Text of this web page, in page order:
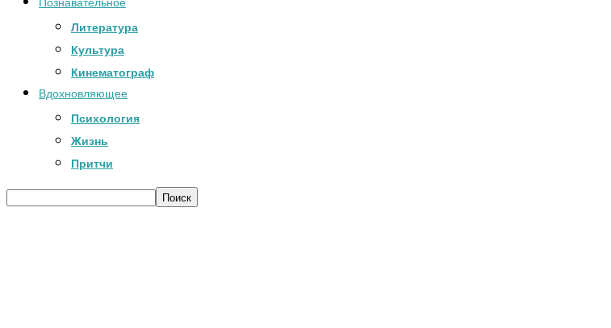
Литература
Культура
Кинематограф
Вдохновляющее
Психология
Жизнь
Притчи